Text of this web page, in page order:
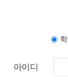
아이디